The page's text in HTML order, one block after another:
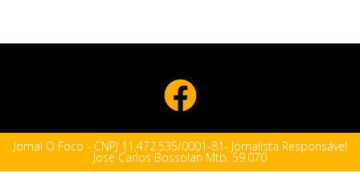
Jornal O Foco - CNPJ 11.472.535/0001-81- Jornalista Responsável
José Carlos Bossolan Mtb. 59.070